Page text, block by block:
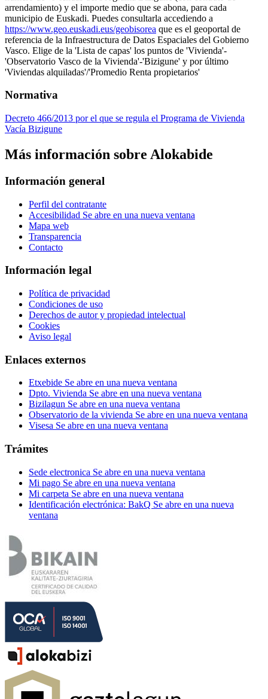
arrendamiento) y el importe medio que se abona, para cada
municipio de Euskadi. Puedes consultarla accediendo a
https://www.geo.euskadi.eus/geobisorea que es el geoportal de
referencia de la Infraestructura de Datos Espaciales del Gobierno
Vasco. Elige de la 'Lista de capas' los puntos de 'Vivienda'-
'Observatorio Vasco de la Vivienda'-'Bizigune' y por último
'Viviendas alquiladas'/'Promedio Renta propietarios'
Normativa
Decreto 466/2013 por el que se regula el Programa de Vivienda
Vacía Bizigune
Más información sobre Alokabide
Información general
Perfil del contratante
Accesibilidad Se abre en una nueva ventana
Mapa web
Transparencia
Contacto
Información legal
Política de privacidad
Condiciones de uso
Derechos de autor y propiedad intelectual
Cookies
Aviso legal
Enlaces externos
Etxebide Se abre en una nueva ventana
Dpto. Vivienda Se abre en una nueva ventana
Bizilagun Se abre en una nueva ventana
Observatorio de la vivienda Se abre en una nueva ventana
Visesa Se abre en una nueva ventana
Trámites
Sede electronica Se abre en una nueva ventana
Mi pago Se abre en una nueva ventana
Mi carpeta Se abre en una nueva ventana
Identificación electrónica: BakQ Se abre en una nueva
ventana